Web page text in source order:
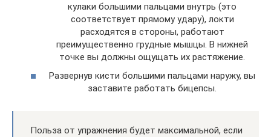
кулаки большими пальцами внутрь (это
соответствует прямому удару), локти
расходятся в стороны, работают
преимущественно грудные мышцы. В нижней
точке вы должны ощущать их растяжение.
Развернув кисти большими пальцами наружу, вы
заставите работать бицепсы.
Польза от упражнения будет максимальной, если